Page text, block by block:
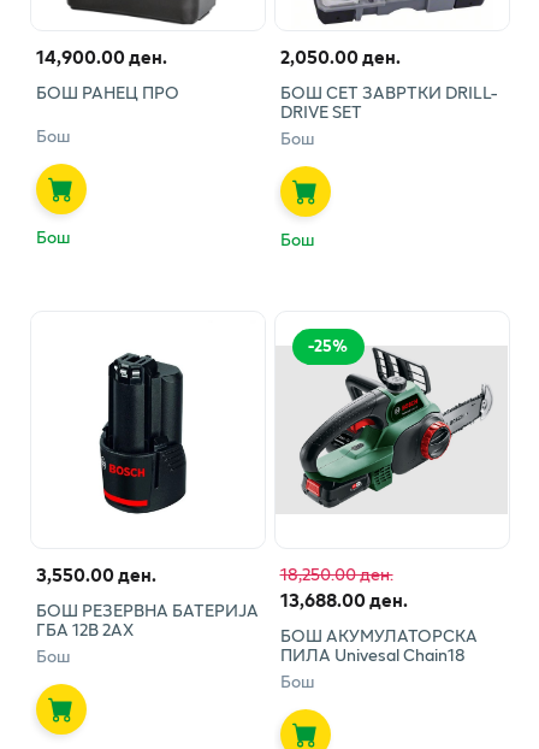
14,900.00 ден.
БОШ РАНЕЦ ПРО
Бош
Бош
2,050.00 ден.
БОШ СЕТ ЗАВРТКИ DRILL-
DRIVE SET
Бош
Бош
3,550.00 ден.
БОШ РЕЗЕРВНА БАТЕРИЈА
ГБА 12В 2АХ
Бош
-25%
18,250.00 ден.
13,688.00 ден.
БОШ АКУМУЛАТОРСКА
ПИЛА Univesal Chain18
Бош